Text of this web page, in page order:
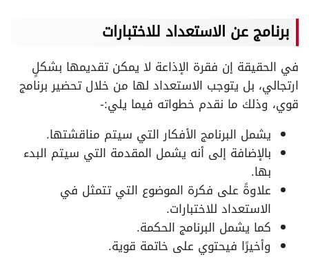
برنامج عن الاستعداد للاختبارات
في الحقيقة إن فقرة الإذاعة لا يمكن تقديمها بشكلٍ
ارتجالي، بل يتوجب الاستعداد لها من خلال تحضير برنامج
قوي، وذلك ما نقدم خطواته فيما يلي:-
يشمل البرنامج الأفكار التي سيتم مناقشتها.
بالإضافة إلى أنه يشمل المقدمة التي سيتم البدء
بها.
علاوةً على فكرة الموضوع التي تتمثل في
الاستعداد للاختبارات.
كما يشمل البرنامج الحكمة.
وأخيرًا فيحتوي على خاتمة قوية.